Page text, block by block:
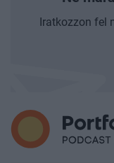
Iratkozzon fel